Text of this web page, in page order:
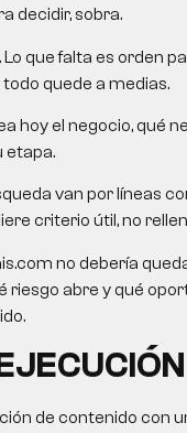
decidir, sobra.
que falta es orden
quede a medias.
hoy el negocio, qué
etapa.
van por líneas
criterio útil, no
no debería
riesgo abre y qué
de contenido con